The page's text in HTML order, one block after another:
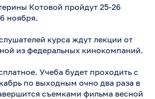
Котовой пройдут 25-26
ноября.
курса ждут лекции от
из федеральных кинокомпаний.
Учеба будет проходить с
по выходным очно два раза в
съемками фильма весной